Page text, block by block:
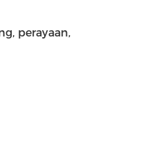
perayaan,